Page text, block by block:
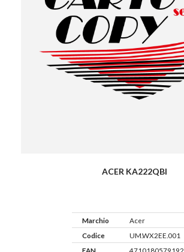
ACER KA222QBI
Marchio
Acer
Codice
UM.WX2EE.001
EAN
4710180579192